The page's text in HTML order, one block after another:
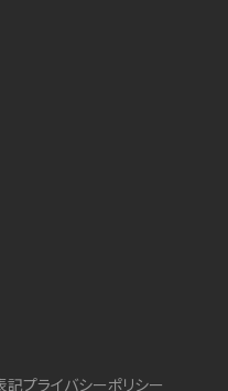
記プライバシーポリシー